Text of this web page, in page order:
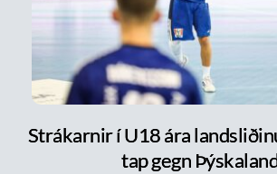
Strákarnir í U18 ára
tap gegn